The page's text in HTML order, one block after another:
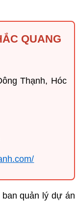
QUANG
Thạnh, Hóc
quản lý dự án